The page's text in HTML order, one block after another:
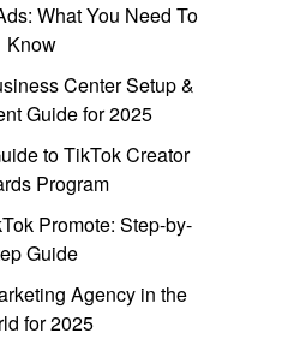
What You Need To
Know
Center Setup &
Guide for 2025
to TikTok Creator
Program
Promote: Step-by-
Guide
Agency in the
for 2025